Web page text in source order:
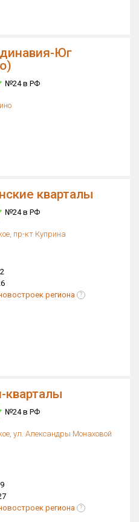
Юг
№24 в РФ
кварталы
№24 в РФ
пр-кт Куприна
региона ?
№24 в РФ
ул. Александры Монаховой
региона ?